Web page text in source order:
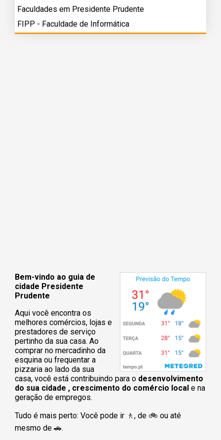
Faculdades em Presidente Prudente
FIPP - Faculdade de Informática
Bem-vindo ao guia de
cidade Presidente
Prudente
Aqui você encontra os
melhores comércios, lojas e
prestadores de serviço
pertinho da sua casa. Ao
comprar no mercadinho da
esquina ou frequentar a
pizzaria ao lado da sua
casa, você está contribuindo para o desenvolvimento
do sua cidade , crescimento do comércio local e na
geração de empregos.
Tudo é mais perto: Você pode ir 🚶‍, de 🚲 ou até
mesmo de 🚗.